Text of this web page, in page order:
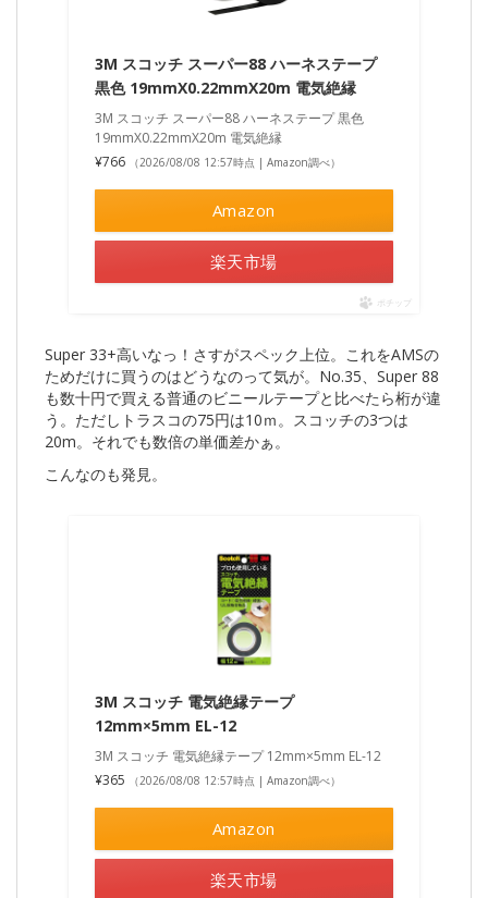
3M スコッチ スーパー88 ハーネステープ
黒色 19mmX0.22mmX20m 電気絶縁
3M スコッチ スーパー88 ハーネステープ 黒色
19mmX0.22mmX20m 電気絶縁
¥766
（2026/08/08 12:57時点 | Amazon調べ）
Amazon
楽天市場
ポチップ
Super 33+高いなっ！さすがスペック上位。これをAMSの
ためだけに買うのはどうなのって気が。No.35、Super 88
も数十円で買える普通のビニールテープと比べたら桁が違
う。ただしトラスコの75円は10ｍ。スコッチの3つは
20m。それでも数倍の単価差かぁ。
こんなのも発見。
3M スコッチ 電気絶縁テープ
12mm×5mm EL-12
3M スコッチ 電気絶縁テープ 12mm×5mm EL-12
¥365
（2026/08/08 12:57時点 | Amazon調べ）
Amazon
楽天市場